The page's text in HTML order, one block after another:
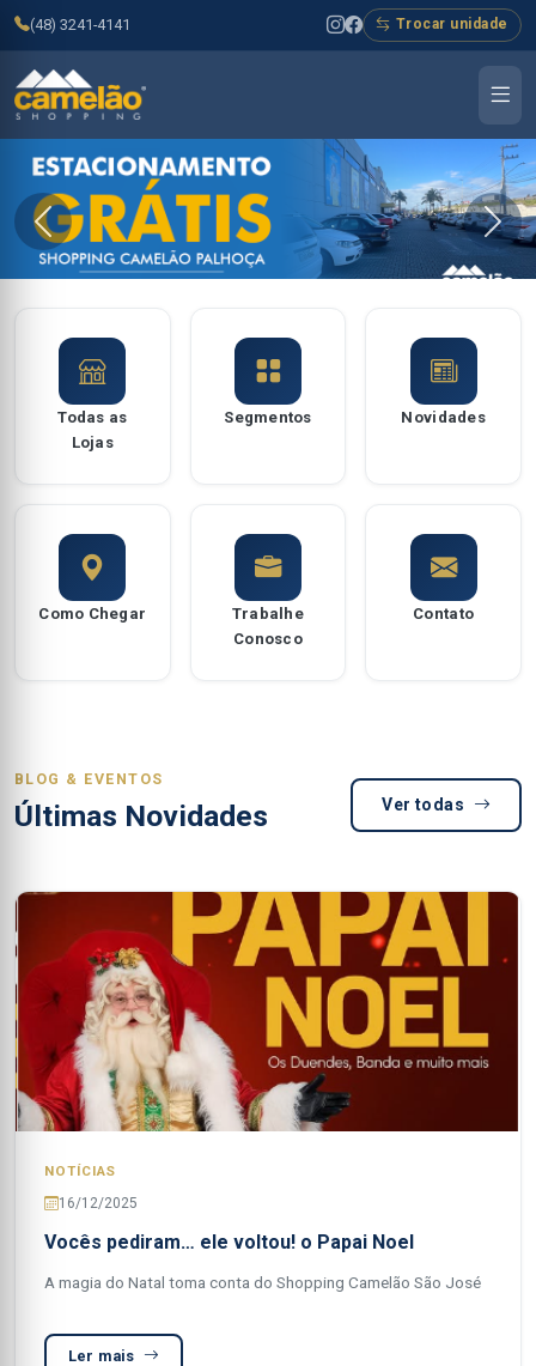
(48) 3241-4141 Trocar unidade
Todas as
Lojas
Segmentos Novidades
Como Chegar
Trabalhe
Conosco
Contato
BLOG & EVENTOS
Últimas Novidades Ver todas
NOTÍCIAS
16/12/2025
Vocês pediram… ele voltou! o Papai Noel
A magia do Natal toma conta do Shopping Camelão São José
Ler mais